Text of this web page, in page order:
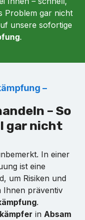
Problem gar nicht
unsere sofortige
.
–
– So
gar nicht
In einer
ist eine
um Risiken und
Ihnen präventiv
.
in Absam